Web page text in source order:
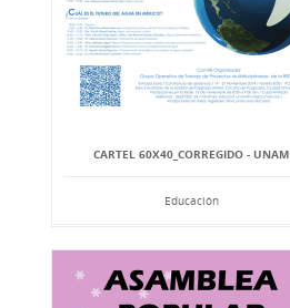
CARTEL 60X40_CORREGIDO - UNAM
Educación